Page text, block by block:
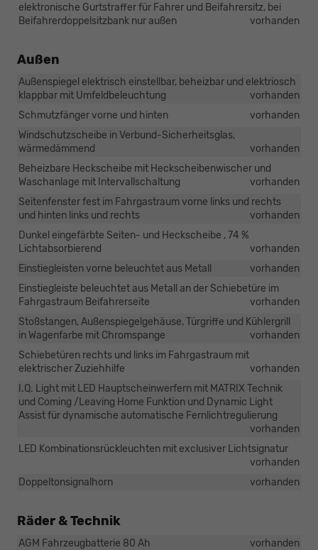
elektronische Gurtstraffer für Fahrer und Beifahrersitz, bei
Beifahrerdoppelsitzbank nur außen
vorhanden
Außen
Außenspiegel elektrisch einstellbar, beheizbar und elektriosch
klappbar mit Umfeldbeleuchtung
vorhanden
Schmutzfänger vorne und hinten
vorhanden
Windschutzscheibe in Verbund-Sicherheitsglas,
wärmedämmend
vorhanden
Beheizbare Heckscheibe mit Heckscheibenwischer und
Waschanlage mit Intervallschaltung
vorhanden
Seitenfenster fest im Fahrgastraum vorne links und rechts
und hinten links und rechts
vorhanden
Dunkel eingefärbte Seiten- und Heckscheibe , 74 %
Lichtabsorbierend
vorhanden
Einstiegleisten vorne beleuchtet aus Metall
vorhanden
Einstiegleiste beleuchtet aus Metall an der Schiebetüre im
Fahrgastraum Beifahrerseite
vorhanden
Stoßstangen, Außenspiegelgehäuse, Türgriffe und Kühlergrill
in Wagenfarbe mit Chromspange
vorhanden
Schiebetüren rechts und links im Fahrgastraum mit
elektrischer Zuziehhilfe
vorhanden
I.Q. Light mit LED Hauptscheinwerfern mit MATRIX Technik
und Coming /Leaving Home Funktion und Dynamic Light
Assist für dynamische automatische Fernlichtregulierung
vorhanden
LED Kombinationsrückleuchten mit exclusiver Lichtsignatur
vorhanden
Doppeltonsignalhorn
vorhanden
Räder & Technik
AGM Fahrzeugbatterie 80 Ah
vorhanden